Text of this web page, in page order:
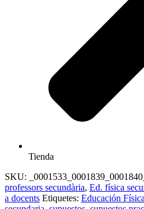
Tienda
SKU:
professors secundària, Ed. física
a docents Etiquetes: Educación Física